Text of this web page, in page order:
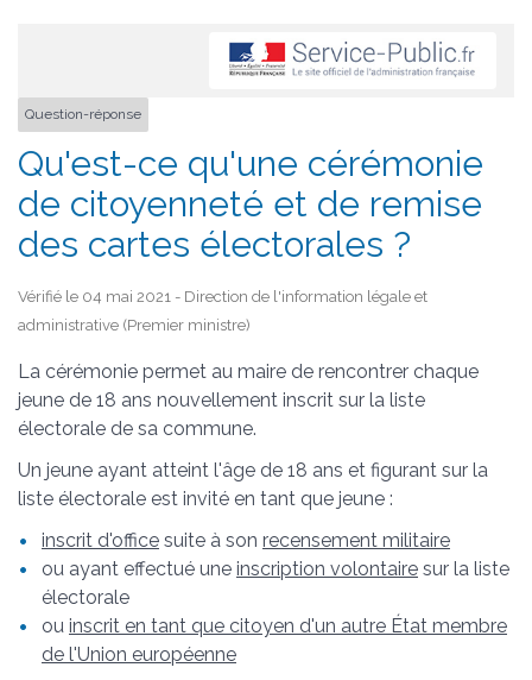
Question-réponse
Qu'est-ce qu'une cérémonie
de citoyenneté et de remise
des cartes électorales ?
Vérifié le 04 mai 2021 - Direction de l'information légale et
administrative (Premier ministre)
La cérémonie permet au maire de rencontrer chaque
jeune de 18 ans nouvellement inscrit sur la liste
électorale de sa commune.
Un jeune ayant atteint l'âge de 18 ans et figurant sur la
liste électorale est invité en tant que jeune :
inscrit d'office suite à son recensement militaire
ou ayant effectué une inscription volontaire sur la liste
électorale
ou inscrit en tant que citoyen d'un autre État membre
de l'Union européenne